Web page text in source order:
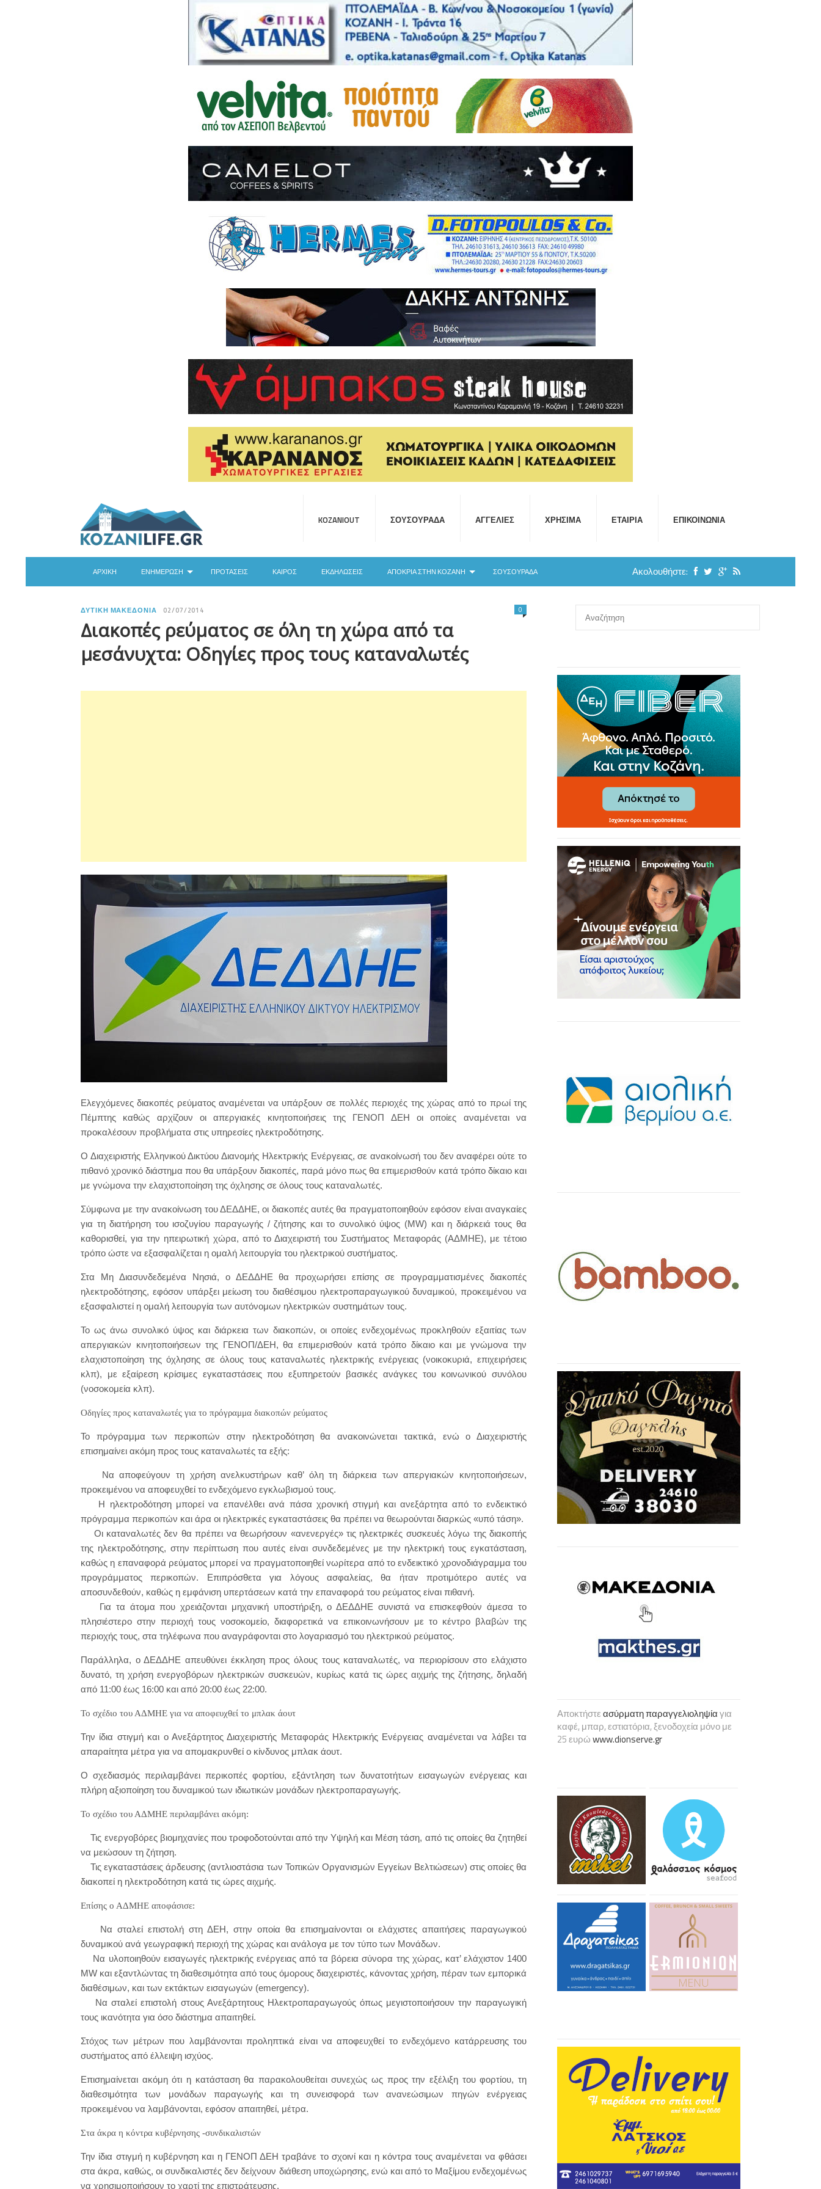
KOZANIOUT ΣΟΥΣΟΥΡΆΔΑ ΑΓΓΕΛΊΕΣ ΧΡΉΣΙΜΑ ΕΤΑΙΡΊΑ ΕΠΙΚΟΙΝΩΝΊΑ
ΑΡΧΙΚΉ ΕΝΗΜΈΡΩΣΗ ΠΡΟΤΆΣΕΙΣ ΚΑΙΡΌΣ ΕΚΔΗΛΏΣΕΙΣ ΑΠΟΚΡΙΆ ΣΤΗΝ ΚΟΖΆΝΗ ΣΟΥΣΟΥΡΆΔΑ Ακολουθήστε:
ΔΥΤΙΚΉ ΜΑΚΕΔΟΝΊΑ 02/07/2014
Διακοπές ρεύματος σε όλη τη χώρα από τα
μεσάνυχτα: Οδηγίες προς τους καταναλωτές
0
Ελεγχόμενες διακοπές ρεύματος αναμένεται να υπάρξουν σε πολλές περιοχές της χώρας από το πρωί της
Πέμπτης καθώς αρχίζουν οι απεργιακές κινητοποιήσεις της ΓΕΝΟΠ ΔΕΗ οι οποίες αναμένεται να
προκαλέσουν προβλήματα στις υπηρεσίες ηλεκτροδότησης.
Ο Διαχειριστής Ελληνικού Δικτύου Διανομής Ηλεκτρικής Ενέργειας, σε ανακοίνωσή του δεν αναφέρει ούτε το
πιθανό χρονικό διάστημα που θα υπάρξουν διακοπές, παρά μόνο πως θα επιμερισθούν κατά τρόπο δίκαιο και
με γνώμονα την ελαχιστοποίηση της όχλησης σε όλους τους καταναλωτές.
Σύμφωνα με την ανακοίνωση του ΔΕΔΔΗΕ, οι διακοπές αυτές θα πραγματοποιηθούν εφόσον είναι αναγκαίες
για τη διατήρηση του ισοζυγίου παραγωγής / ζήτησης και το συνολικό ύψος (MW) και η διάρκειά τους θα
καθορισθεί, για την ηπειρωτική χώρα, από το Διαχειριστή του Συστήματος Μεταφοράς (ΑΔΜΗΕ), με τέτοιο
τρόπο ώστε να εξασφαλίζεται η ομαλή λειτουργία του ηλεκτρικού συστήματος.
Στα Μη Διασυνδεδεμένα Νησιά, ο ΔΕΔΔΗΕ θα προχωρήσει επίσης σε προγραμματισμένες διακοπές
ηλεκτροδότησης, εφόσον υπάρξει μείωση του διαθέσιμου ηλεκτροπαραγωγικού δυναμικού, προκειμένου να
εξασφαλιστεί η ομαλή λειτουργία των αυτόνομων ηλεκτρικών συστημάτων τους.
Το ως άνω συνολικό ύψος και διάρκεια των διακοπών, οι οποίες ενδεχομένως προκληθούν εξαιτίας των
απεργιακών κινητοποιήσεων της ΓΕΝΟΠ/ΔΕΗ, θα επιμερισθούν κατά τρόπο δίκαιο και με γνώμονα την
ελαχιστοποίηση της όχλησης σε όλους τους καταναλωτές ηλεκτρικής ενέργειας (νοικοκυριά, επιχειρήσεις
κλπ), με εξαίρεση κρίσιμες εγκαταστάσεις που εξυπηρετούν βασικές ανάγκες του κοινωνικού συνόλου
(νοσοκομεία κλπ).
Οδηγίες προς καταναλωτές για το πρόγραμμα διακοπών ρεύματος
Το πρόγραμμα των περικοπών στην ηλεκτροδότηση θα ανακοινώνεται τακτικά, ενώ ο Διαχειριστής
επισημαίνει ακόμη προς τους καταναλωτές τα εξής:
Να αποφεύγουν τη χρήση ανελκυστήρων καθ’ όλη τη διάρκεια των απεργιακών κινητοποιήσεων,
προκειμένου να αποφευχθεί το ενδεχόμενο εγκλωβισμού τους.
Η ηλεκτροδότηση μπορεί να επανέλθει ανά πάσα χρονική στιγμή και ανεξάρτητα από το ενδεικτικό
πρόγραμμα περικοπών και άρα οι ηλεκτρικές εγκαταστάσεις θα πρέπει να θεωρούνται διαρκώς «υπό τάση».
Οι καταναλωτές δεν θα πρέπει να θεωρήσουν «ανενεργές» τις ηλεκτρικές συσκευές λόγω της διακοπής
της ηλεκτροδότησης, στην περίπτωση που αυτές είναι συνδεδεμένες με την ηλεκτρική τους εγκατάσταση,
καθώς η επαναφορά ρεύματος μπορεί να πραγματοποιηθεί νωρίτερα από το ενδεικτικό χρονοδιάγραμμα του
προγράμματος περικοπών. Επιπρόσθετα για λόγους ασφαλείας, θα ήταν προτιμότερο αυτές να
αποσυνδεθούν, καθώς η εμφάνιση υπερτάσεων κατά την επαναφορά του ρεύματος είναι πιθανή.
Για τα άτομα που χρειάζονται μηχανική υποστήριξη, ο ΔΕΔΔΗΕ συνιστά να επισκεφθούν άμεσα το
πλησιέστερο στην περιοχή τους νοσοκομείο, διαφορετικά να επικοινωνήσουν με το κέντρο βλαβών της
περιοχής τους, στα τηλέφωνα που αναγράφονται στο λογαριασμό του ηλεκτρικού ρεύματος.
Παράλληλα, ο ΔΕΔΔΗΕ απευθύνει έκκληση προς όλους τους καταναλωτές, να περιορίσουν στο ελάχιστο
δυνατό, τη χρήση ενεργοβόρων ηλεκτρικών συσκευών, κυρίως κατά τις ώρες αιχμής της ζήτησης, δηλαδή
από 11:00 έως 16:00 και από 20:00 έως 22:00.
Το σχέδιο του ΑΔΜΗΕ για να αποφευχθεί το μπλακ άουτ
Την ίδια στιγμή και ο Ανεξάρτητος Διαχειριστής Μεταφοράς Ηλεκτρικής Ενέργειας αναμένεται να λάβει τα
απαραίτητα μέτρα για να απομακρυνθεί ο κίνδυνος μπλακ άουτ.
Ο σχεδιασμός περιλαμβάνει περικοπές φορτίου, εξάντληση των δυνατοτήτων εισαγωγών ενέργειας και
πλήρη αξιοποίηση του δυναμικού των ιδιωτικών μονάδων ηλεκτροπαραγωγής.
Το σχέδιο του ΑΔΜΗΕ περιλαμβάνει ακόμη:
Τις ενεργοβόρες βιομηχανίες που τροφοδοτούνται από την Υψηλή και Μέση τάση, από τις οποίες θα ζητηθεί
να μειώσουν τη ζήτηση.
Τις εγκαταστάσεις άρδευσης (αντλιοστάσια των Τοπικών Οργανισμών Εγγείων Βελτιώσεων) στις οποίες θα
διακοπεί η ηλεκτροδότηση κατά τις ώρες αιχμής.
Επίσης ο ΑΔΜΗΕ αποφάσισε:
Να σταλεί επιστολή στη ΔΕΗ, στην οποία θα επισημαίνονται οι ελάχιστες απαιτήσεις παραγωγικού
δυναμικού ανά γεωγραφική περιοχή της χώρας και ανάλογα με τον τύπο των Μονάδων.
Να υλοποιηθούν εισαγωγές ηλεκτρικής ενέργειας από τα βόρεια σύνορα της χώρας, κατ’ ελάχιστον 1400
MW και εξαντλώντας τη διαθεσιμότητα από τους όμορους διαχειριστές, κάνοντας χρήση, πέραν των εμπορικά
διαθέσιμων, και των εκτάκτων εισαγωγών (emergency).
Να σταλεί επιστολή στους Ανεξάρτητους Ηλεκτροπαραγωγούς όπως μεγιστοποιήσουν την παραγωγική
τους ικανότητα για όσο διάστημα απαιτηθεί.
Στόχος των μέτρων που λαμβάνονται προληπτικά είναι να αποφευχθεί το ενδεχόμενο κατάρρευσης του
συστήματος από έλλειψη ισχύος.
Επισημαίνεται ακόμη ότι η κατάσταση θα παρακολουθείται συνεχώς ως προς την εξέλιξη του φορτίου, τη
διαθεσιμότητα των μονάδων παραγωγής και τη συνεισφορά των ανανεώσιμων πηγών ενέργειας
προκειμένου να λαμβάνονται, εφόσον απαιτηθεί, μέτρα.
Στα άκρα η κόντρα κυβέρνησης -συνδικαλιστών
Την ίδια στιγμή η κυβέρνηση και η ΓΕΝΟΠ ΔΕΗ τραβάνε το σχοινί και η κόντρα τους αναμένεται να φθάσει
στα άκρα, καθώς, οι συνδικαλιστές δεν δείχνουν διάθεση υποχώρησης, ενώ και από το Μαξίμου ενδεχομένως
να χρησιμοποιήσουν το χαρτί της επιστράτευσης.
Αποκτήστεασύρματη παραγγελιοληψίαγια
καφέ, μπαρ, εστιατόρια, ξενοδοχεία μόνο με
25 ευρώwww.dionserve.gr